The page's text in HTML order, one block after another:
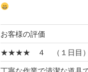
お客様の評価
★★★★ ４ （１日目）